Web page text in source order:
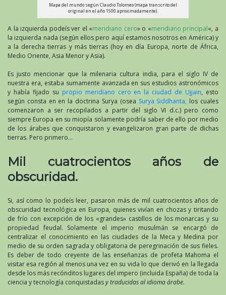
Mapa del mundo según Claudio Tolomeo (mapa transcrito del
original en el año 1500 aproximadamente).
A la izquierda podeís ver el «meridiano cero» o «meridiano principal«, a
la izquierda nada (según ellos pero aquí estamos nosotros en América) y
a la derecha tierras y más tierras (hoy en día Europa, norte de África,
Medio Oriente, Asia Menor y Asia).
Es justo mencionar que la milenaria cultura india, para el siglo IV de
nuestra era, estaba sumamente avanzada en sus estudios astronómicos
y había fijado su propio meridiano cero en la ciudad de Ujjain, esto
según consta en en la doctrina Surya (osea Surya Siddhanta, los cuales
comenzaron a ser recopilados a partir del siglo VI d.c.) pero como
siempre Europa en su miopía solamente podría saber de ello por medio
de los árabes que conquistaron y evangelizaron gran parte de dichas
tierras. Pero primero…
Mil cuatrocientos años de
obscuridad.
Si, así como lo podeís leer, pasaron más de mil cuatrocientos años de
obscuridad tecnológica en Europa, quienes vivían en chozas y tiritando
de frío con excepción de los «grandes» castillos de los monarcas y su
propiedad feudal. Solamente el imperio musulmán se encargó de
centralizar el conocimiento en las ciudades de la Meca y Medina por
medio de su orden sagrada y obligatoria de peregrinación de sus fieles.
Es deber de todo creyente de las enseñanzas de profeta Mahoma el
visitar esa región al menos una vez en su vida lo que derivó en la llegada
desde los más recónditos lugares del impero (incluida España) de toda la
ciencia y tecnología conquistadasy traducidas al idioma árabe.